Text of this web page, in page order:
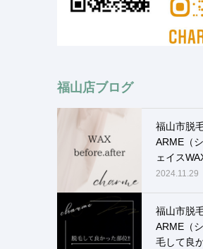
福山店ブログ
福山市脱
ARME（
ェイス
2024.11.29
福山市脱
ARME（
毛して良